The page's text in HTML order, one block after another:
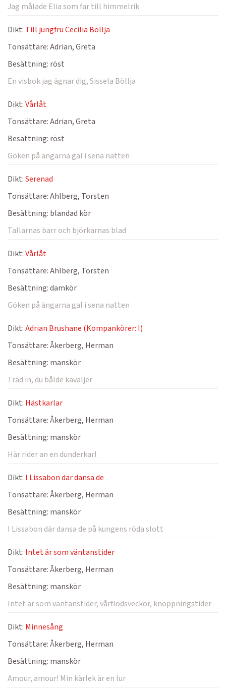
Jag målade Elia som far till himmelrik
Dikt: Till jungfru Cecilia Böllja
Tonsättare:Adrian, Greta
Besättning: röst
En visbok jag ägnar dig, Sissela Böllja
Dikt:Vårlåt
Tonsättare:Adrian, Greta
Besättning: röst
Göken på ängarna gal i sena natten
Dikt:Serenad
Tonsättare:Ahlberg, Torsten
Besättning: blandad kör
Tallarnas barr och björkarnas blad
Dikt:Vårlåt
Tonsättare:Ahlberg, Torsten
Besättning:damkör
Göken på ängarna gal i sena natten
Dikt:Adrian Brushane (Kompankörer: I)
Tonsättare:Åkerberg, Herman
Besättning: manskör
Träd in, du bålde kavaljer
Dikt: Hästkarlar
Tonsättare:Åkerberg, Herman
Besättning: manskör
Här rider an en dunderkarl
Dikt: I Lissabon där dansa de
Tonsättare:Åkerberg, Herman
Besättning: manskör
I Lissabon där dansa de på kungens röda slott
Dikt: Intet är som väntanstider
Tonsättare:Åkerberg, Herman
Besättning: manskör
Intet är som väntanstider, vårflodsveckor, knoppningstider
Dikt: Minnesång
Tonsättare:Åkerberg, Herman
Besättning: manskör
Amour, amour! Min kärlek är en lur